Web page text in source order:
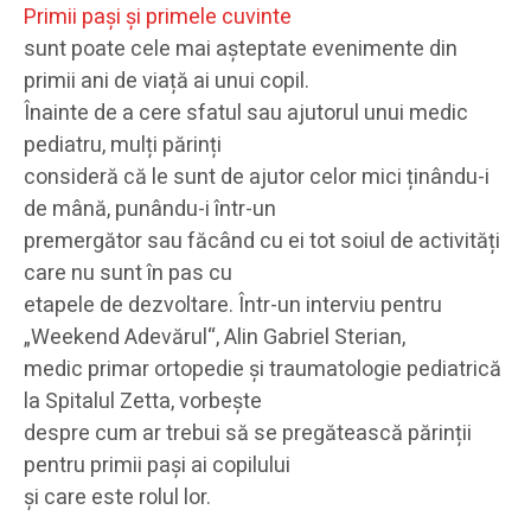
Primii pași și primele cuvinte
sunt poate cele mai așteptate evenimente din
primii ani de viață ai unui copil.
Înainte de a cere sfatul sau ajutorul unui medic
pediatru, mulți părinți
consideră că le sunt de ajutor celor mici ținându-i
de mână, punându-i într-un
premergător sau făcând cu ei tot soiul de activități
care nu sunt în pas cu
etapele de dezvoltare. Într-un interviu pentru
„Weekend Adevărul“, Alin Gabriel Sterian,
medic primar ortopedie și traumatologie pediatrică
la Spitalul Zetta, vorbește
despre cum ar trebui să se pregătească părinții
pentru primii pași ai copilului
și care este rolul lor.